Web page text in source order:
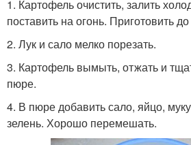
1. Картофель очистить, залить
поставить на огонь. Приготовить
2. Лук и сало мелко порезать.
3. Картофель вымыть, отжать и
пюре.
4. В пюре добавить сало, яйцо,
зелень. Хорошо перемешать.